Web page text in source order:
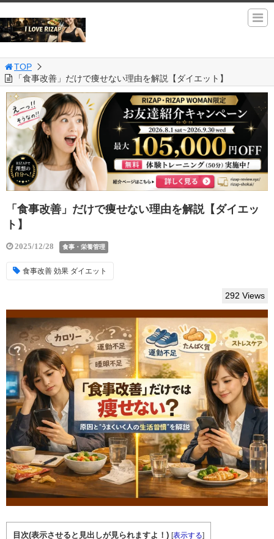
TOP
「食事改善」だけで痩せない理由を解説【ダイエット】
「食事改善」だけで痩せない理由を解説【ダイエッ
ト】
2025/12/28 食事・栄養管理
食事改善 効果 ダイエット
292 Views
目次(表示させると見出しが見られますよ！) [表示する]